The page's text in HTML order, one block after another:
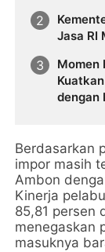
Jasa RI
Momen
dengan
Berdasarkan
impor masih
Ambon
Kinerja
85,81 persen
menegaskan
masuknya